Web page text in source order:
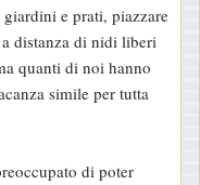
e prati, piazzare
distanza di nidi liberi
quanti di noi hanno
simile per tutta
di poter